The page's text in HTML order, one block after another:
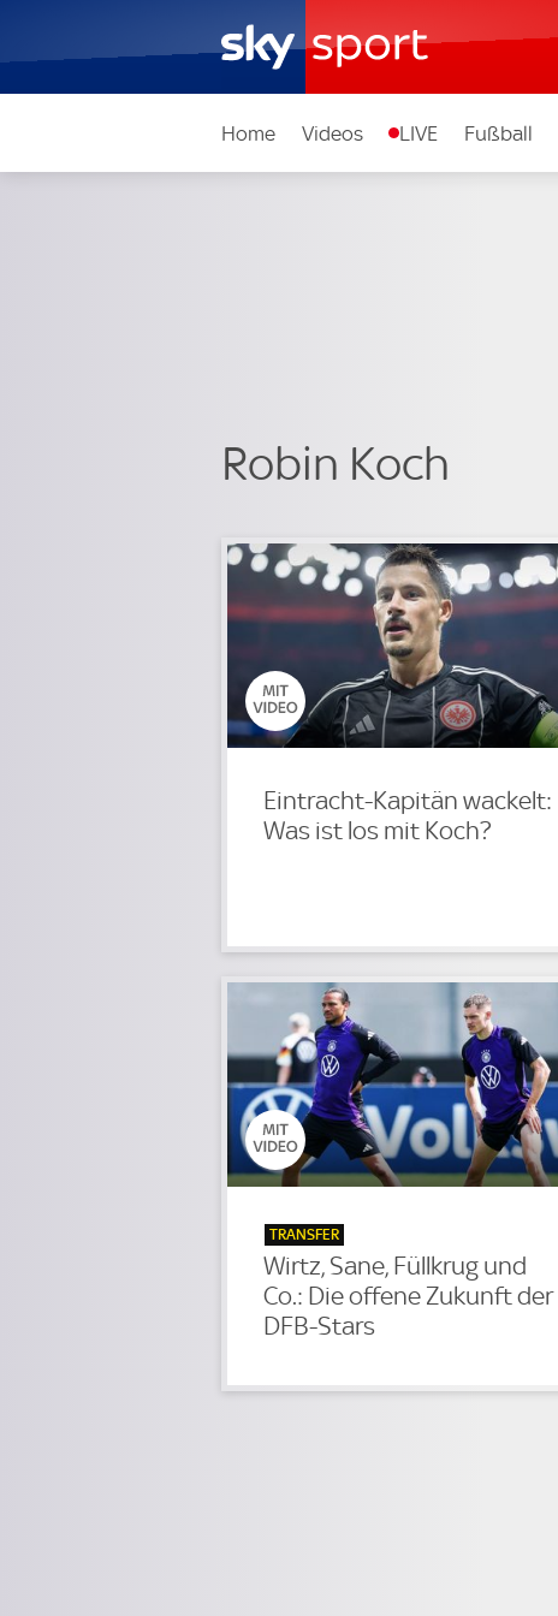
Home Videos LIVE Fußball
Robin Koch
Eintracht-Kapitän wackelt:
Was ist los mit Koch?
TRANSFER
Wirtz, Sane, Füllkrug und
Co.: Die offene Zukunft der
DFB-Stars